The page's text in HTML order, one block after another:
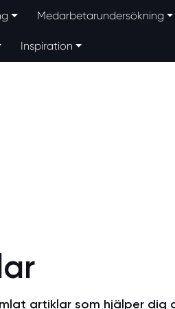
Medarbetarundersökning
Inspiration
artiklar som hjälper